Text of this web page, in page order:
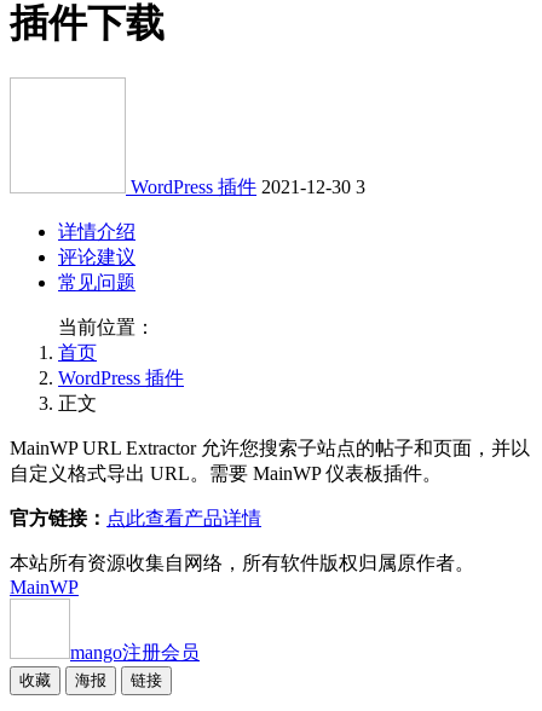
插件下载
WordPress 插件 2021-12-30 3
详情介绍
评论建议
常见问题
当前位置：
首页
WordPress 插件
正文
MainWP URL Extractor 允许您搜索子站点的帖子和页面，并以
自定义格式导出 URL。需要 MainWP 仪表板插件。
官方链接： 点此查看产品详情
本站所有资源收集自网络，所有软件版权归属原作者。
MainWP
mango注册会员
收藏 海报 链接